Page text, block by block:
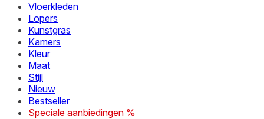
Vloerkleden
Lopers
Kunstgras
Kamers
Kleur
Maat
Stijl
Nieuw
Bestseller
Speciale aanbiedingen %
Noodzakelijk
Noodzakelijke cookies zijn essentieel voor de
verandert, zoals uw voorkeurstaal of de regio waar u zich